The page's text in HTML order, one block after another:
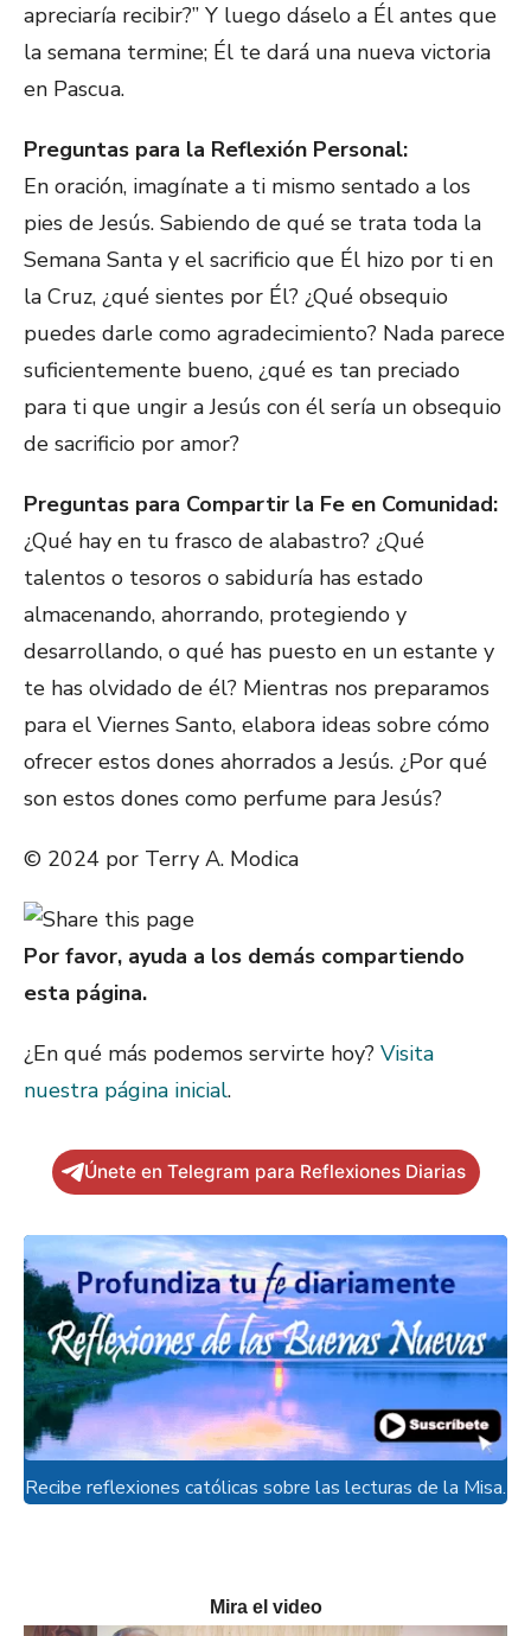
apreciaría recibir?” Y luego dáselo a Él antes que
la semana termine; Él te dará una nueva victoria
en Pascua.
Preguntas para la Reflexión Personal:
En oración, imagínate a ti mismo sentado a los
pies de Jesús. Sabiendo de qué se trata toda la
Semana Santa y el sacrificio que Él hizo por ti en
la Cruz, ¿qué sientes por Él? ¿Qué obsequio
puedes darle como agradecimiento? Nada parece
suficientemente bueno, ¿qué es tan preciado
para ti que ungir a Jesús con él sería un obsequio
de sacrificio por amor?
Preguntas para Compartir la Fe en Comunidad:
¿Qué hay en tu frasco de alabastro? ¿Qué
talentos o tesoros o sabiduría has estado
almacenando, ahorrando, protegiendo y
desarrollando, o qué has puesto en un estante y
te has olvidado de él? Mientras nos preparamos
para el Viernes Santo, elabora ideas sobre cómo
ofrecer estos dones ahorrados a Jesús. ¿Por qué
son estos dones como perfume para Jesús?
© 2024 por Terry A. Modica
Por favor, ayuda a los demás compartiendo
esta página.
¿En qué más podemos servirte hoy? Visita
nuestra página inicial.
Únete en Telegram para Reflexiones Diarias
Recibe reflexiones católicas sobre las lecturas de la Misa.
Mira el video